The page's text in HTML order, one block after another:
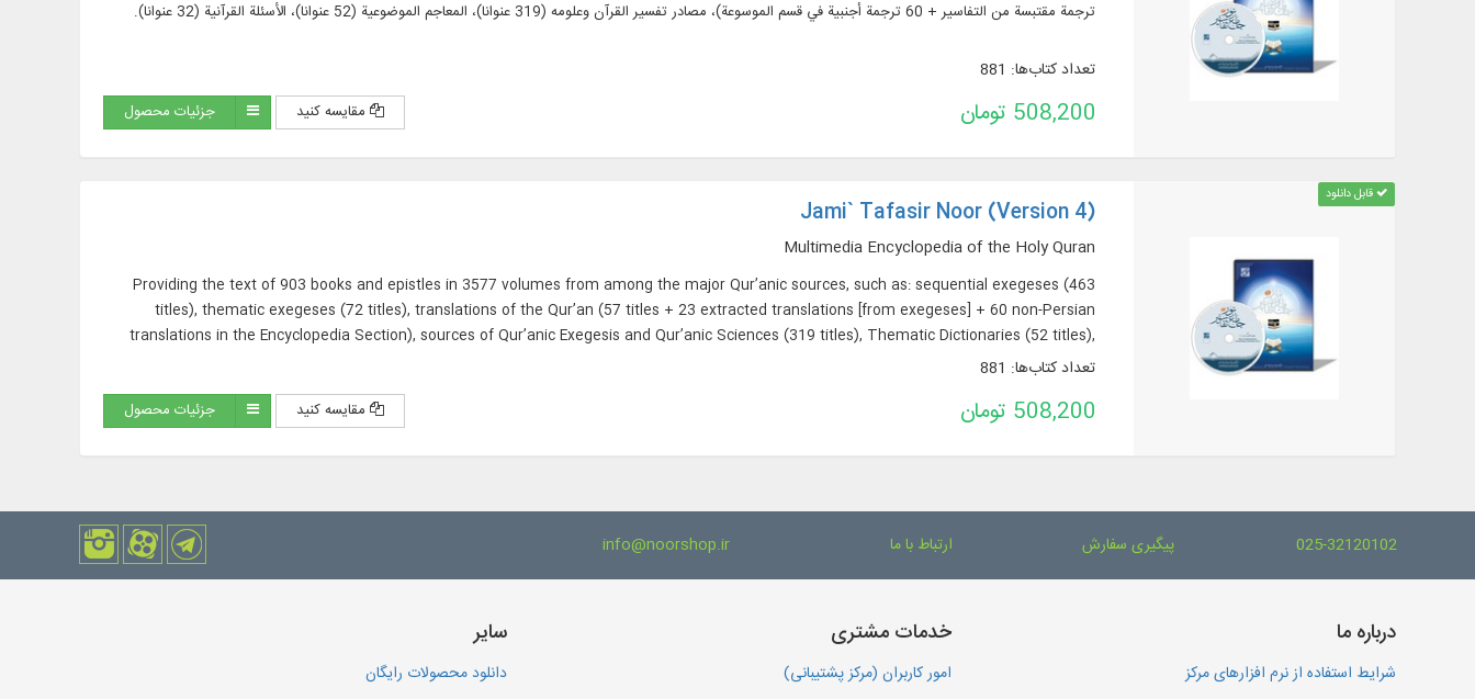
ترجمة مقتبسة من التفاسير + 60 ترجمة أجنبية في قسم الموسوعة)، مصادر تفسير القرآن وعلومه (319 عنوانا)، المعاجم الموضوعية (52 عنوانا)، الأسئلة القرآنية (32 عنوانا).
تعداد کتاب‌ها: 881
508,200 تومان مقایسه کنید جزئیات محصول
قابل دانلود
Jami` Tafasir Noor (Version 4)
Multimedia Encyclopedia of the Holy Quran
Providing the text of 903 books and epistles in 3577 volumes from among the major Qur’anic sources, such as: sequential exegeses (463
titles), thematic exegeses (72 titles), translations of the Qur’an (57 titles + 23 extracted translations [from exegeses] + 60 non-Persian
translations in the Encyclopedia Section), sources of Qur’anic Exegesis and Qur’anic Sciences (319 titles), Thematic Dictionaries (52 titles),
Qur’anic Questions (32 titles).
تعداد کتاب‌ها: 881
508,200 تومان مقایسه کنید جزئیات محصول
025-32120102 پیگیری سفارش ارتباط با ما info@noorshop.ir
درباره ما
شرایط استفاده از نرم افزارهای مرکز
خدمات مشتری
امور کاربران (مرکز پشتیبانی)
سایر
دانلود محصولات رایگان